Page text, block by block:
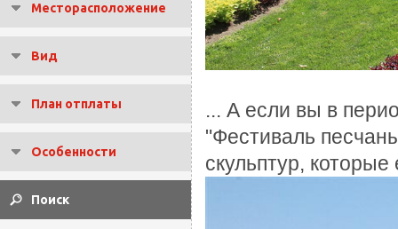
Месторасположение
Вид
План отплаты
Особенности
... А если вы в
"Фестиваль
скульптур,